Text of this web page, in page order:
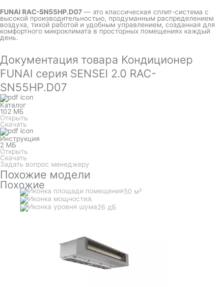
FUNAI RAC-SN55HP.D07 — это классическая сплит-система с
высокой производительностью, продуманным распределением
воздуха, тихой работой и удобным управлением, созданная для
комфортного микроклимата в просторных помещениях каждый
день.
Документация товара Кондиционер
FUNAI серия SENSEI 2.0 RAC-
SN55HP.D07
Каталог
102 МБ
Открыть
Скачать
Инструкция
2 МБ
Открыть
Скачать
Задать вопрос менеджеру
Похожие модели
Похожие
50 м²
A
26 дБ